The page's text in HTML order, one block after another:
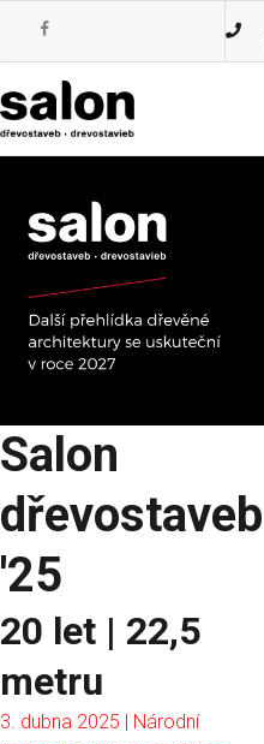
Salon
dřevostaveb
'25
20 let | 22,5
metru
3. dubna 2025 | Národní